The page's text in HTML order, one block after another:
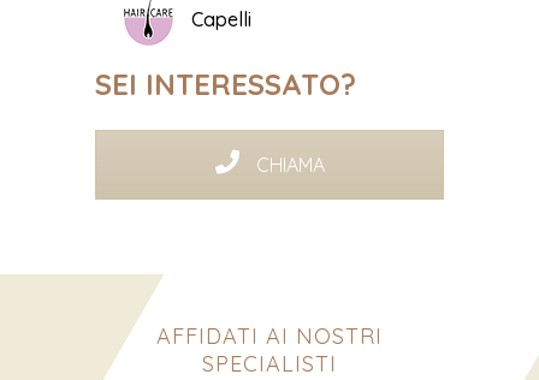
Capelli
SEI INTERESSATO?
CHIAMA
AFFIDATI AI NOSTRI
SPECIALISTI